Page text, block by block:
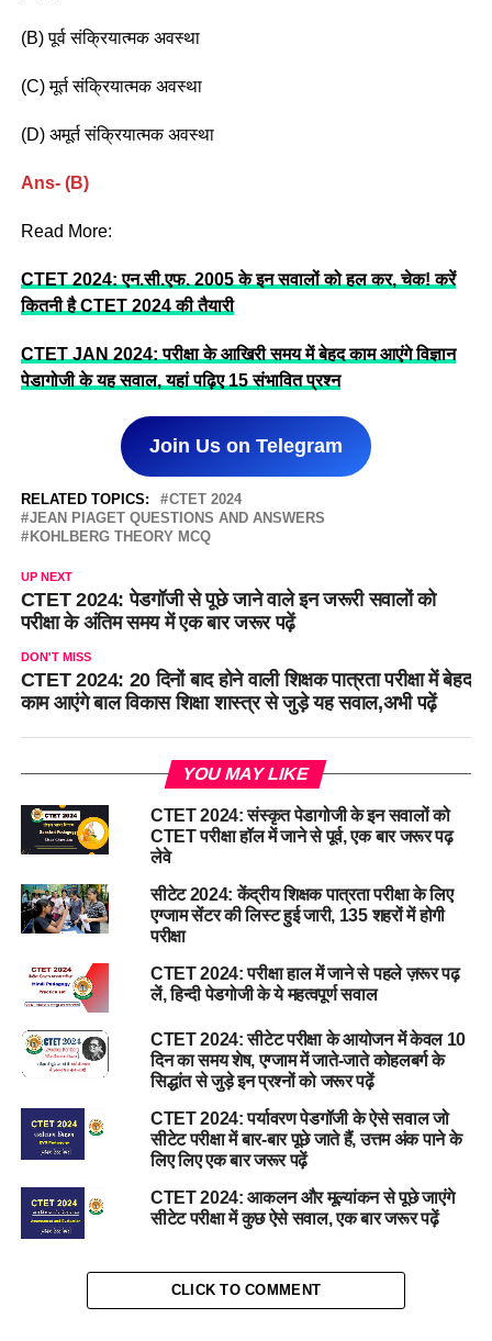
(B) पूर्व संक्रियात्मक अवस्था
(C) मूर्त संक्रियात्मक अवस्था
(D) अमूर्त संक्रियात्मक अवस्था
Ans- (B)
Read More:
CTET 2024: एन.सी.एफ. 2005 के इन सवालों को हल कर, चेक! करें
कितनी है CTET 2024 की तैयारी
CTET JAN 2024: परीक्षा के आखिरी समय में बेहद काम आएंगे विज्ञान
पेडागोजी के यह सवाल, यहां पढ़िए 15 संभावित प्रश्न
Join Us on Telegram
RELATED TOPICS:
CTET 2024
JEAN PIAGET QUESTIONS AND ANSWERS
KOHLBERG THEORY MCQ
UP NEXT
CTET 2024: पेडगॉजी से पूछे जाने वाले इन जरूरी सवालों को
परीक्षा के अंतिम समय में एक बार जरूर पढ़ें
DON'T MISS
CTET 2024: 20 दिनों बाद होने वाली शिक्षक पात्रता परीक्षा में बेहद
काम आएंगे बाल विकास शिक्षा शास्त्र से जुड़े यह सवाल,अभी पढ़ें
YOU MAY LIKE
CTET 2024: संस्कृत पेडागोजी के इन सवालों को
CTET परीक्षा हॉल में जाने से पूर्व, एक बार जरूर पढ़
लेवे
सीटेट 2024: केंद्रीय शिक्षक पात्रता परीक्षा के लिए
एग्जाम सेंटर की लिस्ट हुई जारी, 135 शहरों में होगी
परीक्षा
CTET 2024: परीक्षा हाल में जाने से पहले ज़रूर पढ़
लें, हिन्दी पेडगोजी के ये महत्वपूर्ण सवाल
CTET 2024: सीटेट परीक्षा के आयोजन में केवल 10
दिन का समय शेष, एग्जाम में जाते-जाते कोहलबर्ग के
सिद्धांत से जुड़े इन प्रश्नों को जरूर पढ़ें
CTET 2024: पर्यावरण पेडगॉजी के ऐसे सवाल जो
सीटेट परीक्षा में बार-बार पूछे जाते हैं, उत्तम अंक पाने के
लिए लिए एक बार जरूर पढ़ें
CTET 2024: आकलन और मूल्यांकन से पूछे जाएंगे
सीटेट परीक्षा में कुछ ऐसे सवाल, एक बार जरूर पढ़ें
CLICK TO COMMENT